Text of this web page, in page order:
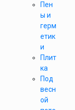
Пен
ы и
герм
етик
и
Плит
ка
Под
весн
ой